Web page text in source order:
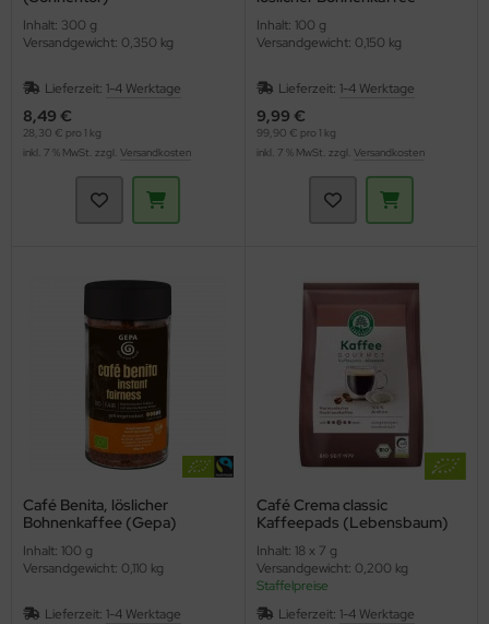
Inhalt: 300 g
Versandgewicht: 0,350 kg
Lieferzeit: 1-4 Werktage
8,49 €
28,30 € pro 1 kg
inkl. 7 % MwSt. zzgl. Versandkosten
Inhalt: 100 g
Versandgewicht: 0,150 kg
Lieferzeit: 1-4 Werktage
9,99 €
99,90 € pro 1 kg
inkl. 7 % MwSt. zzgl. Versandkosten
Café Benita, löslicher
Bohnenkaffee (Gepa)
Inhalt: 100 g
Versandgewicht: 0,110 kg
Lieferzeit: 1-4 Werktage
Café Crema classic
Kaffeepads (Lebensbaum)
Inhalt: 18 x 7 g
Versandgewicht: 0,200 kg
Staffelpreise
Lieferzeit: 1-4 Werktage